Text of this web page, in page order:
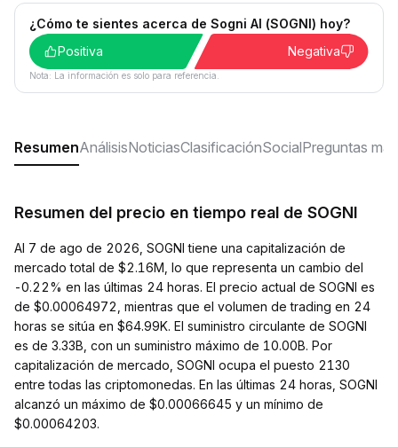
¿Cómo te sientes acerca de Sogni AI (SOGNI) hoy?
Positiva
Negativa
Nota: La información es solo para referencia.
ResumenAnálisisNoticiasClasificaciónSocialPreguntas
Resumen del precio en tiempo real de SOGNI
Al 7 de ago de 2026, SOGNI tiene una capitalización de
mercado total de $2.16M, lo que representa un cambio del
-0.22% en las últimas 24 horas. El precio actual de SOGNI es
de $0.00064972, mientras que el volumen de trading en 24
horas se sitúa en $64.99K. El suministro circulante de SOGNI
es de 3.33B, con un suministro máximo de 10.00B. Por
capitalización de mercado, SOGNI ocupa el puesto 2130
entre todas las criptomonedas. En las últimas 24 horas, SOGNI
alcanzó un máximo de $0.00066645 y un mínimo de
$0.00064203.